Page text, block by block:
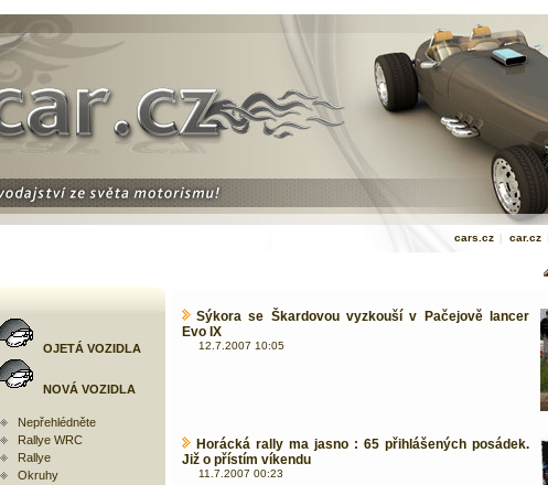
cars.cz | car.cz
OJETÁ VOZIDLA
NOVÁ VOZIDLA
Nepřehlédněte
Rallye WRC
Rallye
Okruhy
Sýkora se Škardovou vyzkouší v Pačejově lancer
Evo IX
12.7.2007 10:05
Horácká rally ma jasno : 65 přihlášených posádek.
Již o přístím víkendu
11.7.2007 00:23